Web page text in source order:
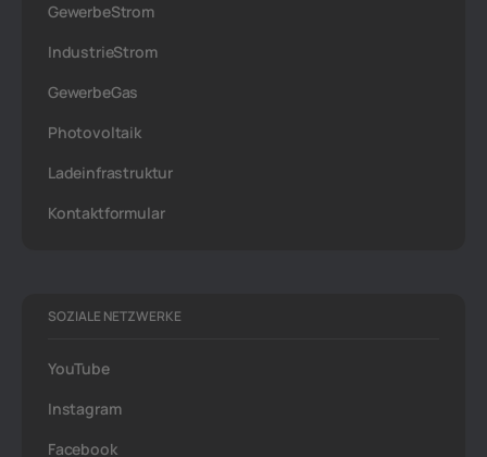
GewerbeStrom
IndustrieStrom
GewerbeGas
Photovoltaik
Ladeinfrastruktur
Kontaktformular
SOZIALE NETZWERKE
YouTube
Instagram
Facebook